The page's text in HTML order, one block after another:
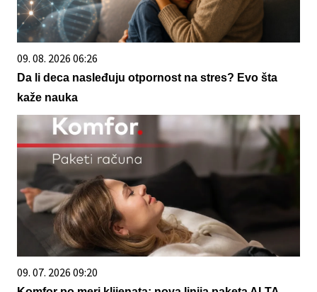
09. 08. 2026 06:26
Da li deca nasleđuju otpornost na stres? Evo šta
kaže nauka
09. 07. 2026 09:20